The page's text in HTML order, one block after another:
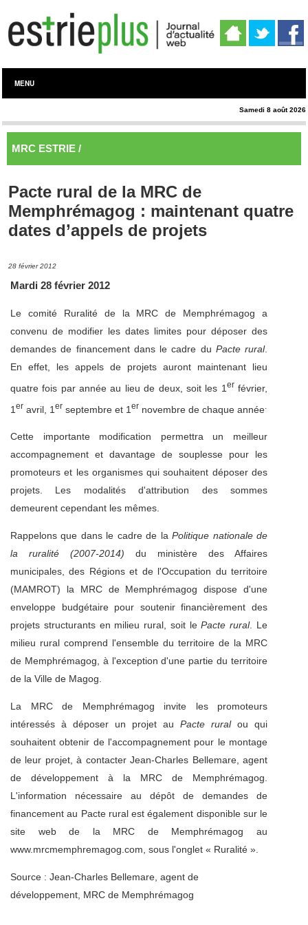
MENU
Samedi 8 août 2026
MRC ESTRIE /
Pacte rural de la MRC de
Memphrémagog : maintenant quatre
dates d’appels de projets
28 février 2012
Mardi 28 février 2012
Le comité Ruralité de la MRC de Memphrémagog a
convenu de modifier les dates limites pour déposer des
demandes de financement dans le cadre du Pacte rural.
En effet, les appels de projets auront maintenant lieu
quatre fois par année au lieu de deux, soit les 1 er février,
1 er avril, 1 er septembre et 1 er novembre de chaque année
Cette importante modification permettra un meilleur
accompagnement et davantage de souplesse pour les
promoteurs et les organismes qui souhaitent déposer des
projets. Les modalités d'attribution des sommes
demeurent cependant les mêmes.
Rappelons que dans le cadre de laPolitique nationale de
la ruralité (2007-2014) du ministère des Affaires
municipales, des Régions et de l'Occupation du territoire
(MAMROT) la MRC de Memphrémagog dispose d'une
enveloppe budgétaire pour soutenir financièrement des
projets structurants en milieu rural, soit lePacte rural. Le
milieu rural comprend l'ensemble du territoire de la MRC
de Memphrémagog, à l'exception d'une partie du territoire
de la Ville de Magog.
La MRC de Memphrémagog invite les promoteurs
intéressés à déposer un projet au Pacte rural ou qui
souhaitent obtenir de l'accompagnement pour le montage
de leur projet, à contacter Jean-Charles Bellemare, agent
de développement à la MRC de Memphrémagog.
L'information nécessaire au dépôt de demandes de
financement au Pacte rural est également disponible sur le
site web de la MRC de Memphrémagog au
www.mrcmemphremagog.com, sous l'onglet « Ruralité ».
Source : Jean-Charles Bellemare, agent de
développement, MRC de Memphrémagog